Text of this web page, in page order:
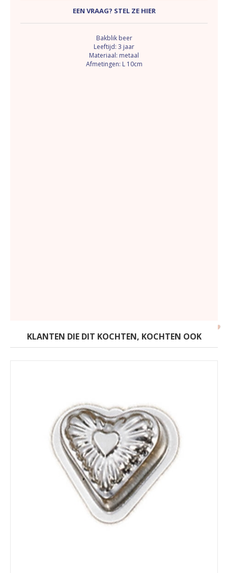
EEN VRAAG? STEL ZE HIER
Bakblik beer
Leeftijd: 3 jaar
Materiaal: metaal
Afmetingen: L 10cm
KLANTEN DIE DIT KOCHTEN, KOCHTEN OOK